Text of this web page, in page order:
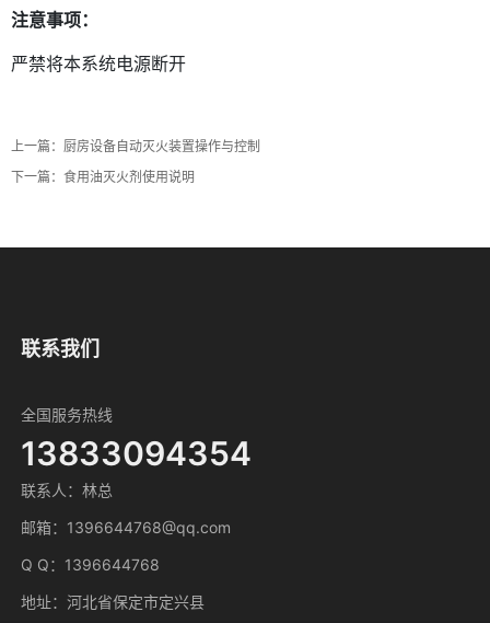
注意事项：
严禁将本系统电源断开
上一篇： 厨房设备自动灭火装置操作与控制
下一篇： 食用油灭火剂使用说明
联系我们
全国服务热线
13833094354
联系人：林总
邮箱：1396644768@qq.com
Q Q：1396644768
地址：河北省保定市定兴县